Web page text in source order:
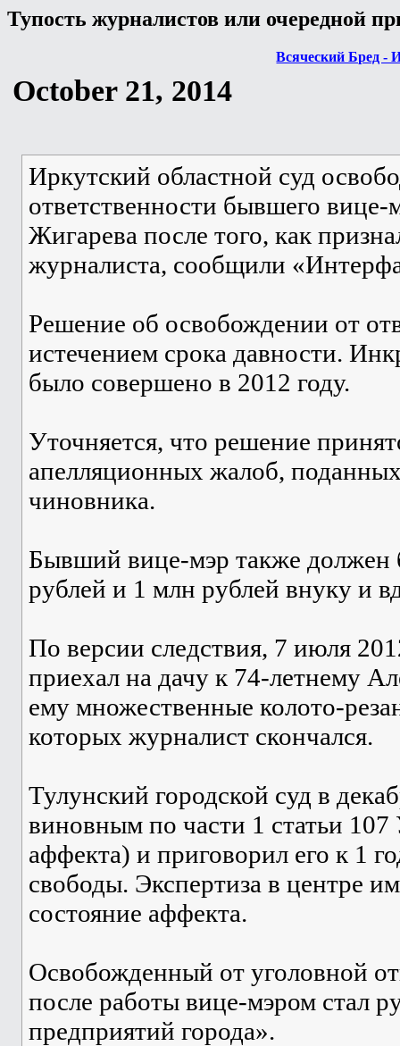
Тупость журналистов или очередной
Всяческий Бред -
October 21, 2014
Иркутский областной суд
ответственности бывшего
Жигарева после того, как
журналиста, сообщили
Решение об освобождении от
истечением срока давности.
было совершено в 2012 году.
Уточняется, что решение
апелляционных жалоб,
чиновника.
Бывший вице-мэр также должен
рублей и 1 млн рублей внуку и
По версии следствия, 7 июля
приехал на дачу к 74-летнему
ему множественные колото-
которых журналист скончался.
Тулунский городской суд в
виновным по части 1 статьи
аффекта) и приговорил его к 1
свободы. Экспертиза в центре
состояние аффекта.
Освобожденный от уголовной
после работы вице-мэром стал
предприятий города».